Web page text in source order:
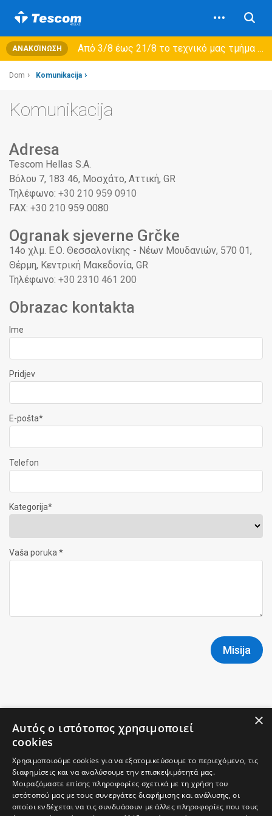
ΑΝΑΚΟΊΝΩΣΗ Από 3/8 έως 21/8 τo τεχνικό μας τμήμα θα εξυπηρετεί μόνο συμβόλαια συντήρησης και όχι νέες παραλαβές →
Dom Komunikacija
Komunikacija
Adresa
Tescom Hellas S.A.
Βόλου 7, 183 46, Μοσχάτο, Αττική, GR
Τηλέφωνο: +30 210 959 0910
FAX: +30 210 959 0080
Ogranak sjeverne Grčke
14ο χλμ. Ε.Ο. Θεσσαλονίκης - Νέων Μουδανιών, 570 01 ,
Θέρμη, Κεντρική Μακεδονία, GR
Τηλέφωνο: +30 2310 461 200
Obrazac kontakta
Ime
Pridjev
E-pošta*
Telefon
Kategorija*
Vaša poruka *
Misija
×
Αυτός ο ιστότοπος χρησιμοποιεί
cookies
Χρησιμοποιούμε cookies για να εξατομικεύσουμε το περιεχόμενο, τις
διαφημίσεις και να αναλύσουμε την επισκεψιμότητά μας.
Μοιραζόμαστε επίσης πληροφορίες σχετικά με τη χρήση του
ιστότοπού μας με τους συνεργάτες διαφήμισης και ανάλυσης, οι
οποίοι ενδέχεται να τις συνδυάσουν με άλλες πληροφορίες που τους